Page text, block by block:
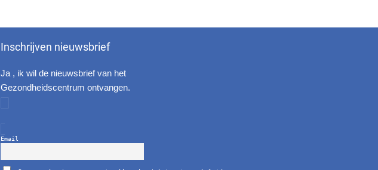
Inschrijven nieuwsbrief
Ja , ik wil de nieuwsbrief van het
Gezondheidscentrum ontvangen.
Email